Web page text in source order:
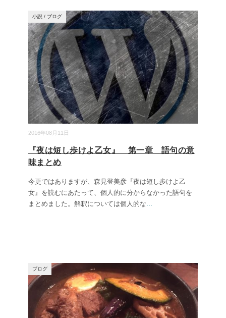
2016年08月11日
小説 / ブログ
『夜は短し歩けよ乙女』 第一章 語句の意
味まとめ
今更ではありますが、森見登美彦『夜は短し歩けよ乙
女』を読むにあたって、個人的に分からなかった語句を
まとめました。解釈については個人的な...
ブログ